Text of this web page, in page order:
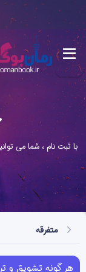
با ثبت نام ، شما می
متفرقه
هر گونه تشویق و